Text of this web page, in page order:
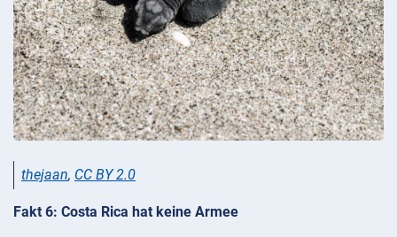
thejaan, CC BY 2.0
Fakt 6: Costa Rica hat keine Armee